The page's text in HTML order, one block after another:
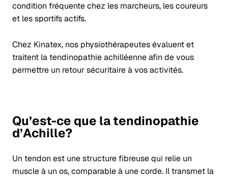
condition fréquente chez les marcheurs, les coureurs
et les sportifs actifs.
Chez Kinatex, nos physiothérapeutes évaluent et
traitent la tendinopathie achilléenne afin de vous
permettre un retour sécuritaire à vos activités.
Qu’est-ce que la tendinopathie
d’Achille?
Un tendon est une structure fibreuse qui relie un
muscle à un os, comparable à une corde. Il transmet la